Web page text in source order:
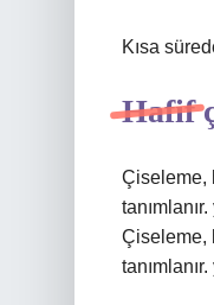
Kısa
Hafif
Çiseleme,
Çiseleme,